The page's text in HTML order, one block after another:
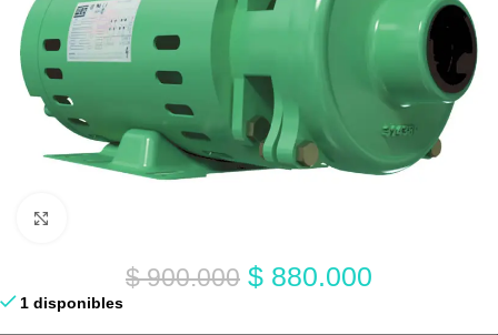
$900.000 $ 880.000
1 disponibles